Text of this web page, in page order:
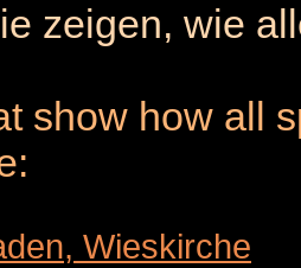
zeigen, wie
show how all
Wieskirche